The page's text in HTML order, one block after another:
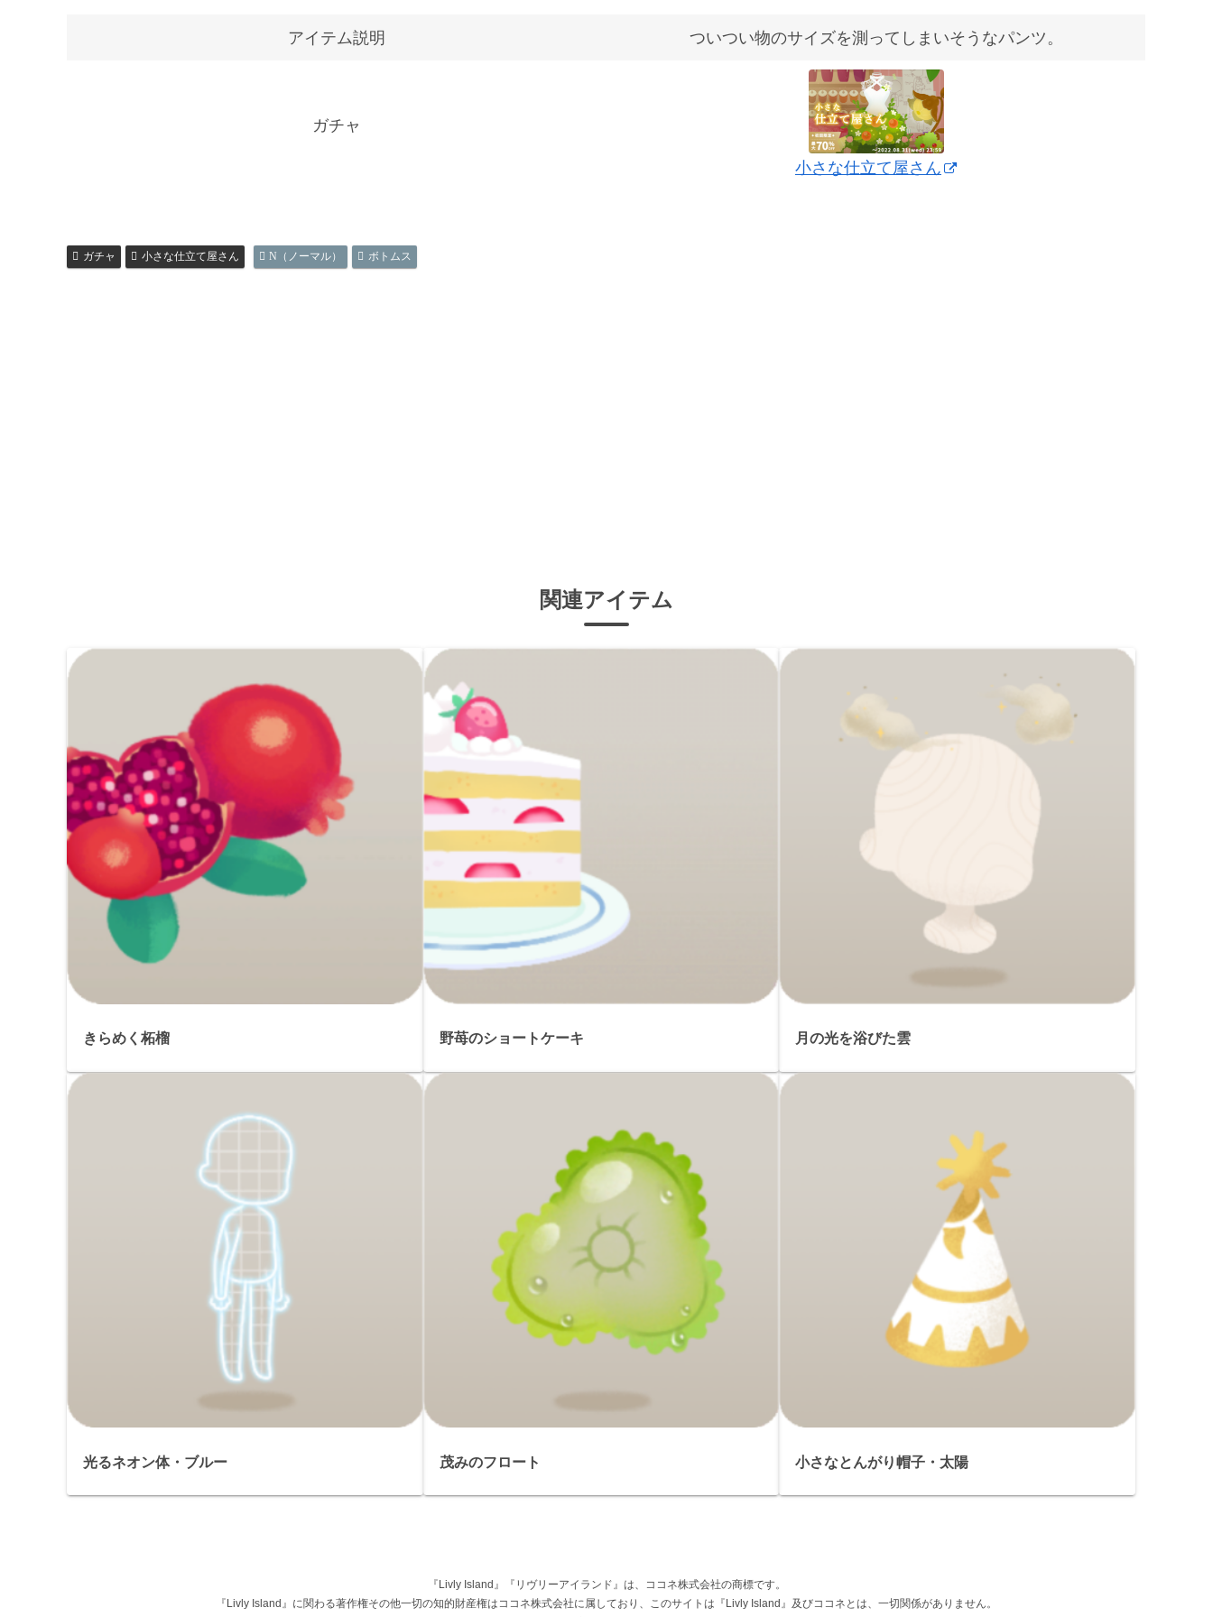
アイテム説明 ついつい物のサイズを測ってしまいそうなパンツ。
ガチャ
小さな仕立て屋さん
ガチャ 小さな仕立て屋さん N（ノーマル） ボトムス
関連アイテム
きらめく柘榴 野苺のショートケーキ 月の光を浴びた雲
光るネオン体・ブルー 茂みのフロート 小さなとんがり帽子・太陽
『Livly Island』『リヴリーアイランド』は、ココネ株式会社の商標です。
『Livly Island』に関わる著作権その他一切の知的財産権はココネ株式会社に属しており、このサイトは『Livly Island』及びココネとは、一切関係がありません。